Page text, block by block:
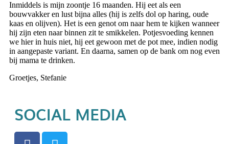
Inmiddels is mijn zoontje 16 maanden. Hij eet als een
bouwvakker en lust bijna alles (hij is zelfs dol op haring, oude
kaas en olijven). Het is een genot om naar hem te kijken wanneer
hij zijn eten naar binnen zit te smikkelen. Potjesvoeding kennen
we hier in huis niet, hij eet gewoon met de pot mee, indien nodig
in aangepaste variant. En daarna, samen op de bank om nog even
bij mama te drinken.
Groetjes, Stefanie
SOCIAL MEDIA